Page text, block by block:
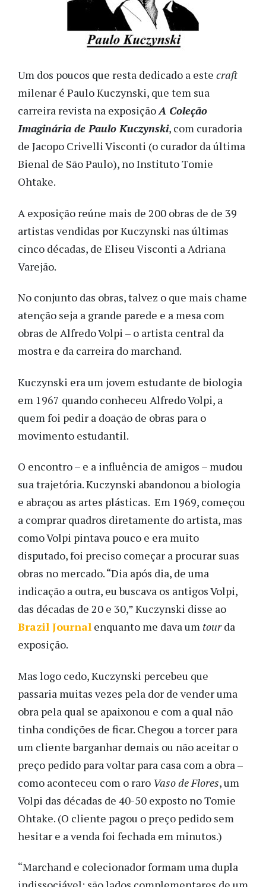
Um dos poucos que resta dedicado a este craft
milenar é Paulo Kuczynski, que tem sua
carreira revista na exposiçãoA Coleção
Imaginária de Paulo Kuczynski, com curadoria
de Jacopo Crivelli Visconti (o curador da última
Bienal de São Paulo), no Instituto Tomie
Ohtake.
A exposição reúne mais de 200 obras de de 39
artistas vendidas por Kuczynski nas últimas
cinco décadas, de Eliseu Visconti a Adriana
Varejão.
No conjunto das obras, talvez o que mais chame
atenção seja a grande parede e a mesa com
obras de Alfredo Volpi – o artista central da
mostra e da carreira do marchand.
Kuczynski era um jovem estudante de biologia
em 1967 quando conheceu Alfredo Volpi, a
quem foi pedir a doação de obras para o
movimento estudantil.
O encontro – e a influência de amigos – mudou
sua trajetória. Kuczynski abandonou a biologia
e abraçou as artes plásticas. Em 1969, começou
a comprar quadros diretamente do artista, mas
como Volpi pintava pouco e era muito
disputado, foi preciso começar a procurar suas
obras no mercado. “Dia após dia, de uma
indicação a outra, eu buscava os antigos Volpi,
das décadas de 20 e 30,” Kuczynski disse ao
Brazil Journal enquanto me dava um tourda
exposição.
Mas logo cedo, Kuczynski percebeu que
passaria muitas vezes pela dor de vender uma
obra pela qual se apaixonou e com a qual não
tinha condições de ficar. Chegou a torcer para
um cliente barganhar demais ou não aceitar o
preço pedido para voltar para casa com a obra –
como aconteceu com o raro Vaso de Flores, um
Volpi das décadas de 40-50 exposto no Tomie
Ohtake. (O cliente pagou o preço pedido sem
hesitar e a venda foi fechada em minutos.)
“Marchand e colecionador formam uma dupla